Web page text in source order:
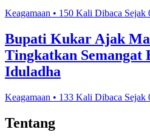
Keagamaan • 150 Kali Dibaca Sejak
Bupati Kukar Ajak
Tingkatkan Semangat
Iduladha
Keagamaan • 133 Kali Dibaca Sejak
Tentang